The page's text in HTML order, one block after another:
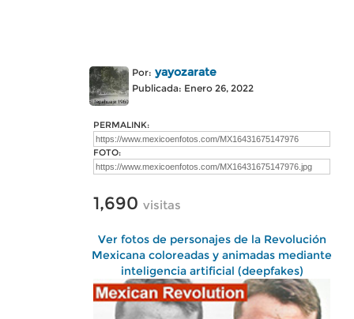
Por: yayozarate
Publicada: Enero 26, 2022
PERMALINK:
FOTO:
1,690 visitas
Ver fotos de personajes de la Revolución
Mexicana coloreadas y animadas mediante
inteligencia artificial (deepfakes)